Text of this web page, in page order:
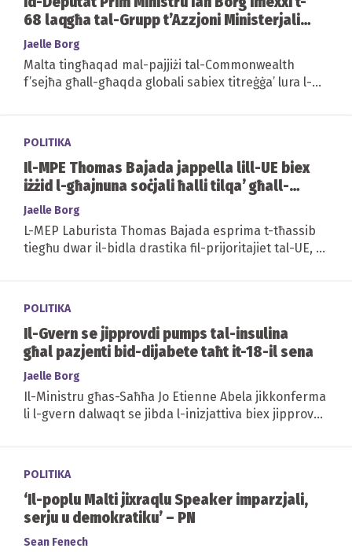
68 laqgħa tal-Grupp t’Azzjoni Ministerjali
tal-Commonwealth
Jaelle Borg
Malta tingħaqad mal-pajjiżi tal-Commonwealth
f’sejħa għall-għaqda globali sabiex titreġġa’ lura l-
POLITIKA
Il-MPE Thomas Bajada jappella lill-UE biex
iżżid l-għajnuna soċjali ħalli tilqa’ għall-
impatt tat-tilwim ġeopolitiku
Jaelle Borg
L-MEP Laburista Thomas Bajada esprima t-tħassib
tiegħu dwar il-bidla drastika fil-prijoritajiet tal-UE, u
POLITIKA
Il-Gvern se jipprovdi pumps tal-insulina
għal pazjenti bid-dijabete taħt it-18-il sena
Jaelle Borg
Il-Ministru għas-Saħħa Jo Etienne Abela jikkonferma
li l-gvern dalwaqt se jibda l-inizjattiva biex jipprovdi
POLITIKA
‘Il-poplu Malti jixraqlu Speaker imparzjali,
serju u demokratiku’ – PN
Sean Fenech